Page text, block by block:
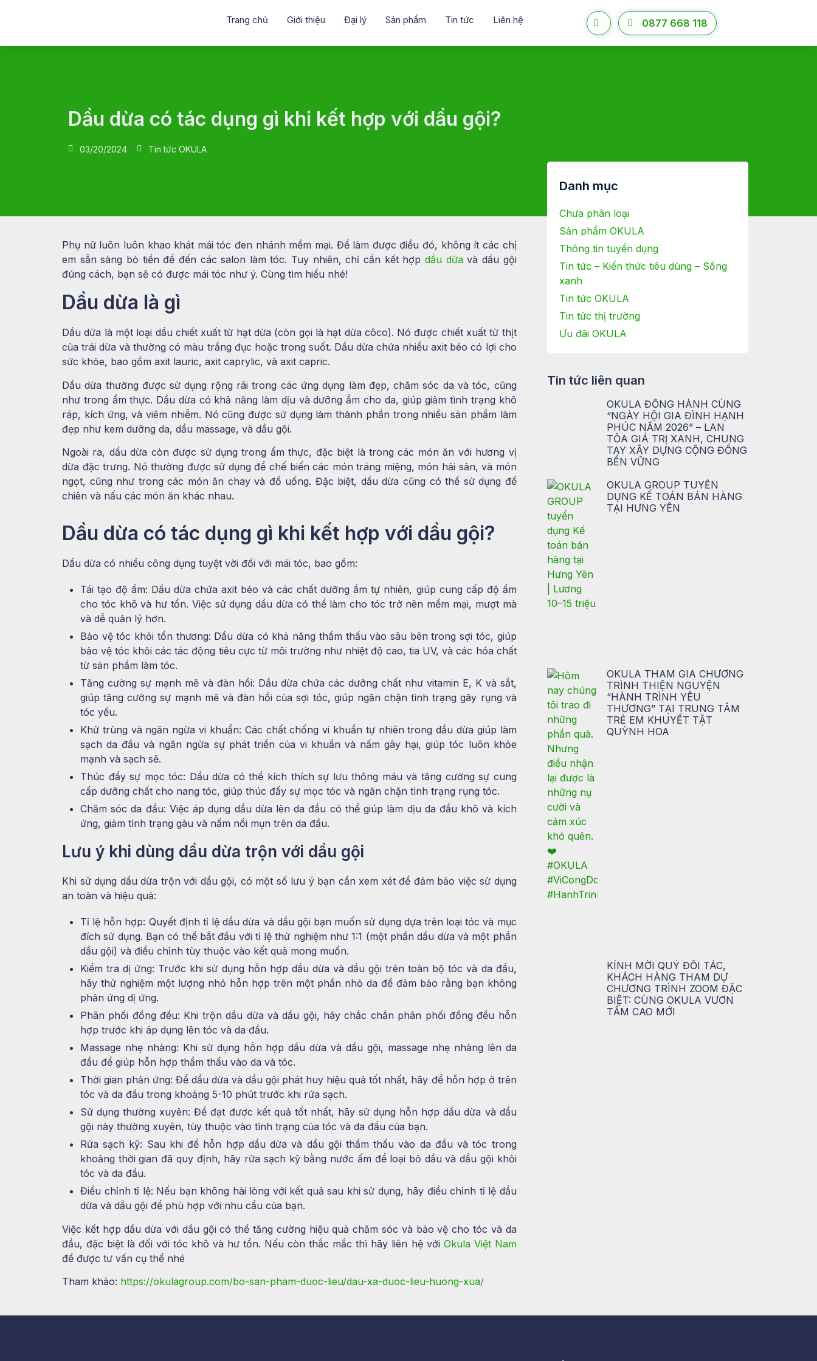
Trang chủ Giới thiệu Đại lý Sản phẩm Tin tức Liên hệ 0877 668 118
Dầu dừa có tác dụng gì khi kết hợp với dầu gội?
03/20/2024 Tin tức OKULA
Phụ nữ luôn luôn khao khát mái tóc đen nhánh mềm mại. Để làm được điều đó, không ít các chị
em sẵn sàng bỏ tiền để đến các salon làm tóc. Tuy nhiên, chỉ cần kết hợpdầu dừavà dầu gội
đúng cách, bạn sẽ có được mái tóc như ý. Cùng tìm hiểu nhé!
Dầu dừa là gì
Dầu dừa là một loại dầu chiết xuất từ hạt dừa (còn gọi là hạt dừa côco). Nó được chiết xuất từ thịt
của trái dừa và thường có màu trắng đục hoặc trong suốt. Dầu dừa chứa nhiều axit béo có lợi cho
sức khỏe, bao gồm axit lauric, axit caprylic, và axit capric.
Dầu dừa thường được sử dụng rộng rãi trong các ứng dụng làm đẹp, chăm sóc da và tóc, cũng
như trong ẩm thực. Dầu dừa có khả năng làm dịu và dưỡng ẩm cho da, giúp giảm tình trạng khô
ráp, kích ứng, và viêm nhiễm. Nó cũng được sử dụng làm thành phần trong nhiều sản phẩm làm
đẹp như kem dưỡng da, dầu massage, và dầu gội.
Ngoài ra, dầu dừa còn được sử dụng trong ẩm thực, đặc biệt là trong các món ăn với hương vị
dừa đặc trưng. Nó thường được sử dụng để chế biến các món tráng miệng, món hải sản, và món
ngọt, cũng như trong các món ăn chay và đồ uống. Đặc biệt, dầu dừa cũng có thể sử dụng để
chiên và nấu các món ăn khác nhau.
Dầu dừa có tác dụng gì khi kết hợp với dầu gội?
Dầu dừa có nhiều công dụng tuyệt vời đối với mái tóc, bao gồm:
Tái tạo độ ẩm: Dầu dừa chứa axit béo và các chất dưỡng ẩm tự nhiên, giúp cung cấp độ ẩm
cho tóc khô và hư tổn. Việc sử dụng dầu dừa có thể làm cho tóc trở nên mềm mại, mượt mà
và dễ quản lý hơn.
Bảo vệ tóc khỏi tổn thương: Dầu dừa có khả năng thẩm thấu vào sâu bên trong sợi tóc, giúp
bảo vệ tóc khỏi các tác động tiêu cực từ môi trường như nhiệt độ cao, tia UV, và các hóa chất
từ sản phẩm làm tóc.
Tăng cường sự mạnh mẽ và đàn hồi: Dầu dừa chứa các dưỡng chất như vitamin E, K và sắt,
giúp tăng cường sự mạnh mẽ và đàn hồi của sợi tóc, giúp ngăn chặn tình trạng gãy rụng và
tóc yếu.
Khử trùng và ngăn ngừa vi khuẩn: Các chất chống vi khuẩn tự nhiên trong dầu dừa giúp làm
sạch da đầu và ngăn ngừa sự phát triển của vi khuẩn và nấm gây hại, giúp tóc luôn khỏe
mạnh và sạch sẽ.
Thúc đẩy sự mọc tóc: Dầu dừa có thể kích thích sự lưu thông máu và tăng cường sự cung
cấp dưỡng chất cho nang tóc, giúp thúc đẩy sự mọc tóc và ngăn chặn tình trạng rụng tóc.
Chăm sóc da đầu: Việc áp dụng dầu dừa lên da đầu có thể giúp làm dịu da đầu khô và kích
ứng, giảm tình trạng gàu và nấm nổi mụn trên da đầu.
Lưu ý khi dùng dầu dừa trộn với dầu gội
Khi sử dụng dầu dừa trộn với dầu gội, có một số lưu ý bạn cần xem xét để đảm bảo việc sử dụng
an toàn và hiệu quả:
Tỉ lệ hỗn hợp: Quyết định tỉ lệ dầu dừa và dầu gội bạn muốn sử dụng dựa trên loại tóc và mục
đích sử dụng. Bạn có thể bắt đầu với tỉ lệ thử nghiệm như 1:1 (một phần dầu dừa và một phần
dầu gội) và điều chỉnh tùy thuộc vào kết quả mong muốn.
Kiểm tra dị ứng: Trước khi sử dụng hỗn hợp dầu dừa và dầu gội trên toàn bộ tóc và da đầu,
hãy thử nghiệm một lượng nhỏ hỗn hợp trên một phần nhỏ da để đảm bảo rằng bạn không
phản ứng dị ứng.
Phân phối đồng đều: Khi trộn dầu dừa và dầu gội, hãy chắc chắn phân phối đồng đều hỗn
hợp trước khi áp dụng lên tóc và da đầu.
Massage nhẹ nhàng: Khi sử dụng hỗn hợp dầu dừa và dầu gội, massage nhẹ nhàng lên da
đầu để giúp hỗn hợp thẩm thấu vào da và tóc.
Thời gian phản ứng: Để dầu dừa và dầu gội phát huy hiệu quả tốt nhất, hãy để hỗn hợp ở trên
tóc và da đầu trong khoảng 5-10 phút trước khi rửa sạch.
Sử dụng thường xuyên: Để đạt được kết quả tốt nhất, hãy sử dụng hỗn hợp dầu dừa và dầu
gội này thường xuyên, tùy thuộc vào tình trạng của tóc và da đầu của bạn.
Rửa sạch kỹ: Sau khi để hỗn hợp dầu dừa và dầu gội thẩm thấu vào da đầu và tóc trong
khoảng thời gian đã quy định, hãy rửa sạch kỹ bằng nước ấm để loại bỏ dầu và dầu gội khỏi
tóc và da đầu.
Điều chỉnh tỉ lệ: Nếu bạn không hài lòng với kết quả sau khi sử dụng, hãy điều chỉnh tỉ lệ dầu
dừa và dầu gội để phù hợp với nhu cầu của bạn.
Việc kết hợp dầu dừa với dầu gội có thể tăng cường hiệu quả chăm sóc và bảo vệ cho tóc và da
đầu, đặc biệt là đối với tóc khô và hư tổn. Nếu còn thắc mắc thì hãy liên hệ với Okula Việt Nam
để được tư vấn cụ thể nhé
Tham khảo: https://okulagroup.com/bo-san-pham-duoc-lieu/dau-xa-duoc-lieu-huong-xua/
Danh mục
Chưa phân loại
Sản phẩm OKULA
Thông tin tuyển dụng
Tin tức – Kiến thức tiêu dùng – Sống
xanh
Tin tức OKULA
Tin tức thị trường
Ưu đãi OKULA
Tin tức liên quan
OKULA ĐỒNG HÀNH CÙNG
“NGÀY HỘI GIA ĐÌNH HẠNH
PHÚC NĂM 2026” – LAN
TỎA GIÁ TRỊ XANH, CHUNG
TAY XÂY DỰNG CỘNG ĐỒNG
BỀN VỮNG
OKULA GROUP TUYỂN
DỤNG KẾ TOÁN BÁN HÀNG
TẠI HƯNG YÊN
OKULA THAM GIA CHƯƠNG
TRÌNH THIỆN NGUYỆN
“HÀNH TRÌNH YÊU
THƯƠNG” TẠI TRUNG TÂM
TRẺ EM KHUYẾT TẬT
QUỲNH HOA
KÍNH MỜI QUÝ ĐỐI TÁC,
KHÁCH HÀNG THAM DỰ
CHƯƠNG TRÌNH ZOOM ĐẶC
BIỆT: CÙNG OKULA VƯƠN
TẦM CAO MỚI